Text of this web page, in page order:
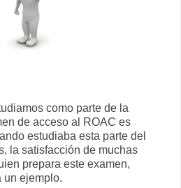
como parte de la
de acceso al ROAC es
estudiaba esta parte del
la satisfacción de muchas
prepara este examen,
un ejemplo.